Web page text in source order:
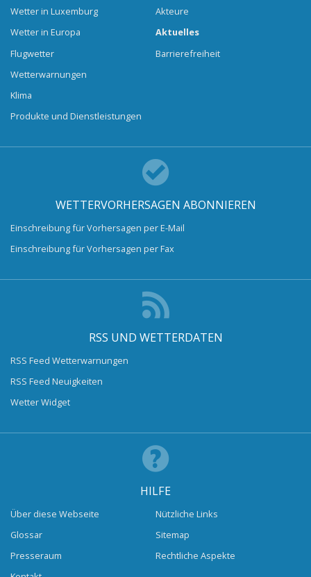
Wetter in Luxemburg
Wetter in Europa
Flugwetter
Wetterwarnungen
Klima
Produkte und Dienstleistungen
Akteure
Aktuelles
Barrierefreiheit
WETTERVORHERSAGEN ABONNIEREN
Einschreibung für Vorhersagen per E-Mail
Einschreibung für Vorhersagen per Fax
RSS UND WETTERDATEN
RSS Feed Wetterwarnungen
RSS Feed Neuigkeiten
Wetter Widget
HILFE
Über diese Webseite
Glossar
Presseraum
Nützliche Links
Sitemap
Rechtliche Aspekte